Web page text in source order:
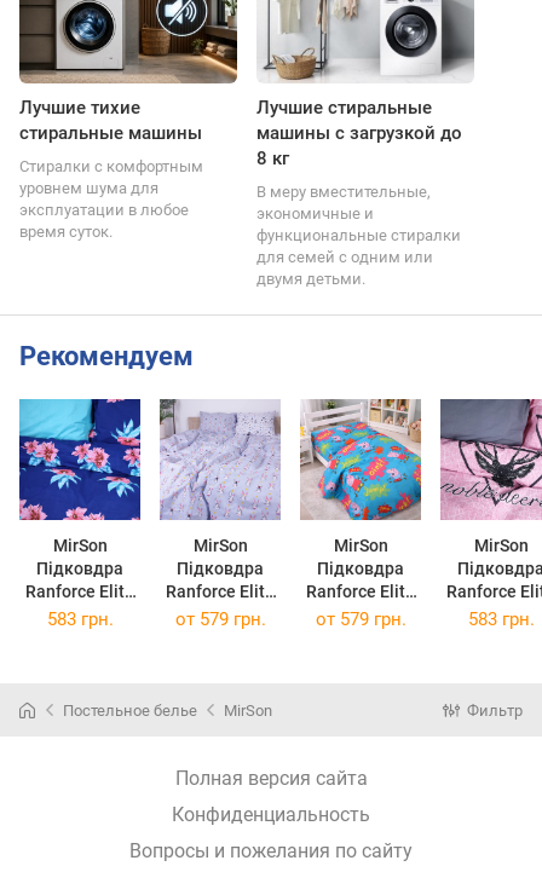
Лучшие тихие
стиральные машины
Стиралки с комфортным
уровнем шума для
эксплуатации в любое
время суток.
Лучшие стиральные
машины с загрузкой до
8 кг
В меру вместительные,
экономичные и
функциональные стиралки
для семей с одним или
двумя детьми.
Рекомендуем
MirSon
Підковдра
Ranforce Elite
17-0454 Elden
MirSon
Підковдра
Ranforce Elite
17-0527
MirSon
Підковдра
Ranforce Elite
17-0507 Peppa
MirSon
Ranforce
17-0516
583 грн. от 579 грн. от 579 грн. 583 грн.
Постельное белье MirSon Фильтр
Полная версия сайта
Конфиденциальность
Вопросы и пожелания по сайту